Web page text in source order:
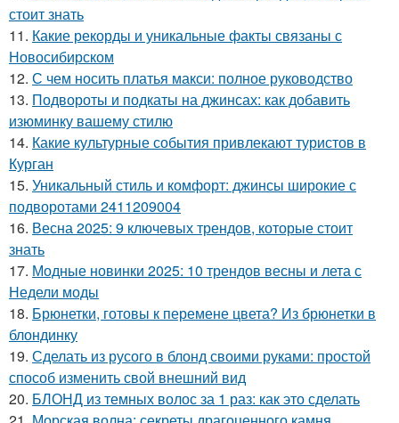
стоит знать
11. Какие рекорды и уникальные факты связаны с
Новосибирском
12. С чем носить платья макси: полное руководство
13. Подвороты и подкаты на джинсах: как добавить
изюминку вашему стилю
14. Какие культурные события привлекают туристов в
Курган
15. Уникальный стиль и комфорт: джинсы широкие с
подворотами 2411209004
16. Весна 2025: 9 ключевых трендов, которые стоит
знать
17. Модные новинки 2025: 10 трендов весны и лета с
Недели моды
18. Брюнетки, готовы к перемене цвета? Из брюнетки в
блондинку
19. Сделать из русого в блонд своими руками: простой
способ изменить свой внешний вид
20. БЛОНД из темных волос за 1 раз: как это сделать